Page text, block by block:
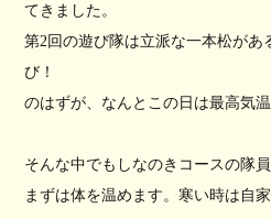
てきました。
第2回の遊び隊は立派な一本松があ
び！
のはずが、なんとこの日は最高気
そんな中でもしなのきコースの隊員
まずは体を温めます。寒い時は自